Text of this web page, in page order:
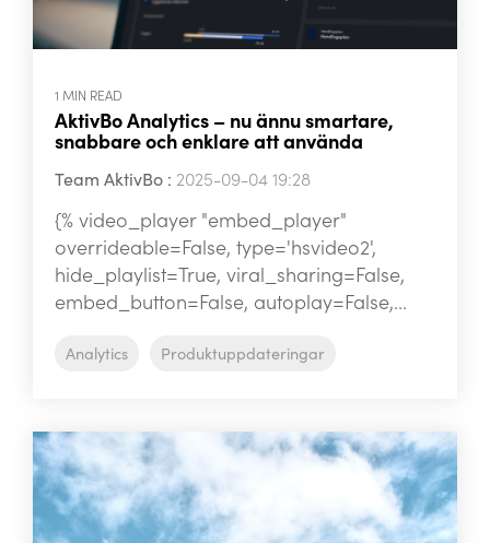
1 MIN READ
AktivBo Analytics – nu ännu smartare,
snabbare och enklare att använda
Team AktivBo : 2025-09-04 19:28
{% video_player "embed_player"
overrideable=False, type='hsvideo2',
hide_playlist=True, viral_sharing=False,
embed_button=False, autoplay=False,...
Analytics Produktuppdateringar